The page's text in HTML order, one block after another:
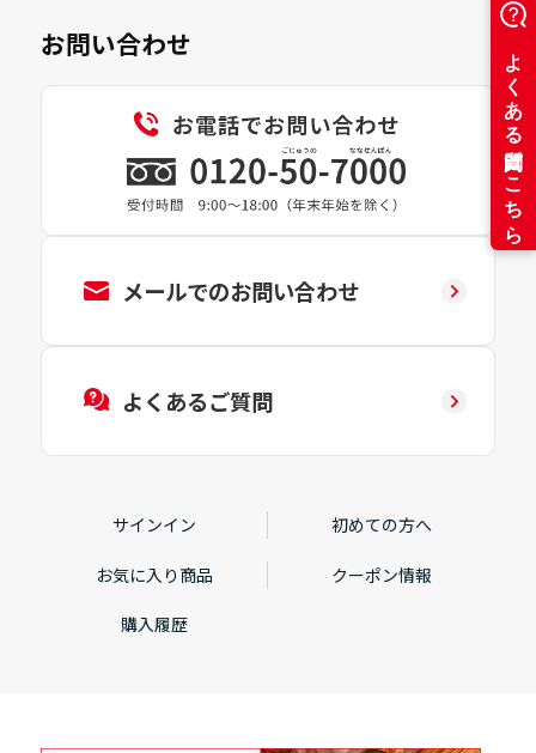
お問い合わせ
メールでのお問い合わせ
よくあるご質問
サインイン 初めての方へ
お気に入り商品 クーポン情報
購入履歴